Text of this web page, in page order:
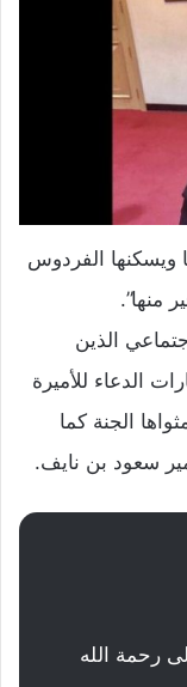
ويسكنها الفردوس
منها”.
الذين
الدعاء للأميرة
الجنة كما
سعود بن نايف.
رحمة الله